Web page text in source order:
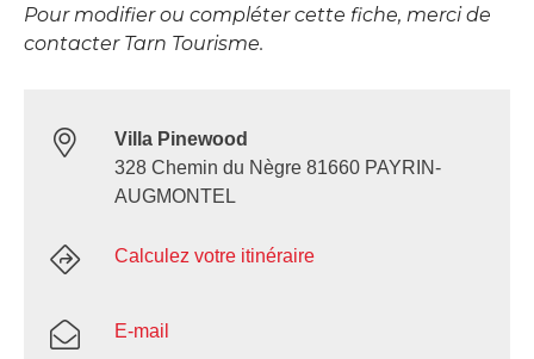
Pour modifier ou compléter cette fiche, merci de
contacter Tarn Tourisme.
Villa Pinewood
328 Chemin du Nègre 81660 PAYRIN-
AUGMONTEL
Calculez votre itinéraire
E-mail